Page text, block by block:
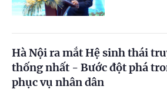
Hà Nội ra mắt Hệ sinh thái
thống nhất - Bước đột phá
phục vụ nhân dân